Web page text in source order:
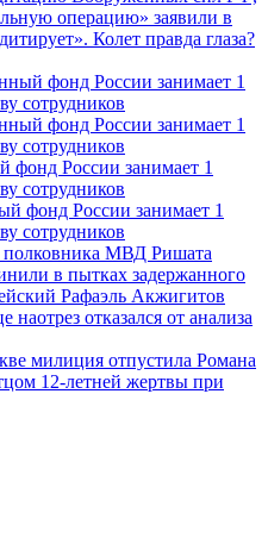
операцию» заявили в
Колет правда глаза?
фонд России занимает 1
сотрудников
фонд России занимает 1
сотрудников
фонд России занимает 1
сотрудников
фонд России занимает 1
сотрудников
МВД Ришата
в пытках задержанного
Рафаэль Акжигитов
отказался от анализа
милиция отпустила Романа
12-летней жертвы при